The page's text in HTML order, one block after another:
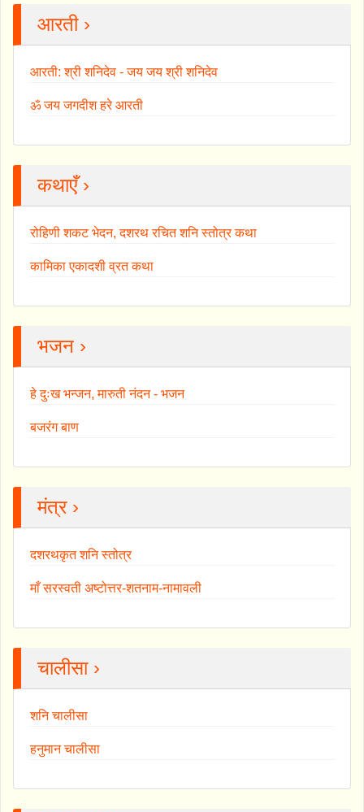
आरती ›
आरती: श्री शनिदेव - जय जय श्री शनिदेव
ॐ जय जगदीश हरे आरती
कथाएँ ›
रोहिणी शकट भेदन, दशरथ रचित शनि स्तोत्र कथा
कामिका एकादशी व्रत कथा
भजन ›
हे दुःख भन्जन, मारुती नंदन - भजन
बजरंग बाण
मंत्र ›
दशरथकृत शनि स्तोत्र
माँ सरस्वती अष्टोत्तर-शतनाम-नामावली
चालीसा ›
शनि चालीसा
हनुमान चालीसा